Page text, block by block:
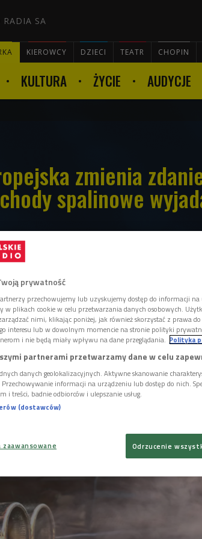
RADIA SA
KIEROWCY DZIECI TEATR CHOPIN
KULTURA ŻYCIE AUDYCJE
zmienia
spalinowe
jednak wyjadą nowe samochody
Europejska zrezygnowała z planu
sprzedaży aut z tym napędem.
być ograniczenie emisji
o 90%. W audycji "Eurovibe"
dla kierowców oraz rynku
prywatność
przechowujemy lub uzyskujemy dostęp do informacji
w plikach cookie w celu przetwarzania danych osobowych.
nimi, klikając poniżej, jak również skorzystać z prawa
interesu lub w dowolnym momencie na stronie polityki
i nie będą miały wpływu na dane przeglądania. Polityka
partnerami przetwarzamy dane w celu
danych geolokalizacyjnych. Aktywne skanowanie
informacji na urządzeniu lub dostęp do nich.
i treści, badnie odbiorców i ulepszanie usług.
(dostawców)
Odrzucenie